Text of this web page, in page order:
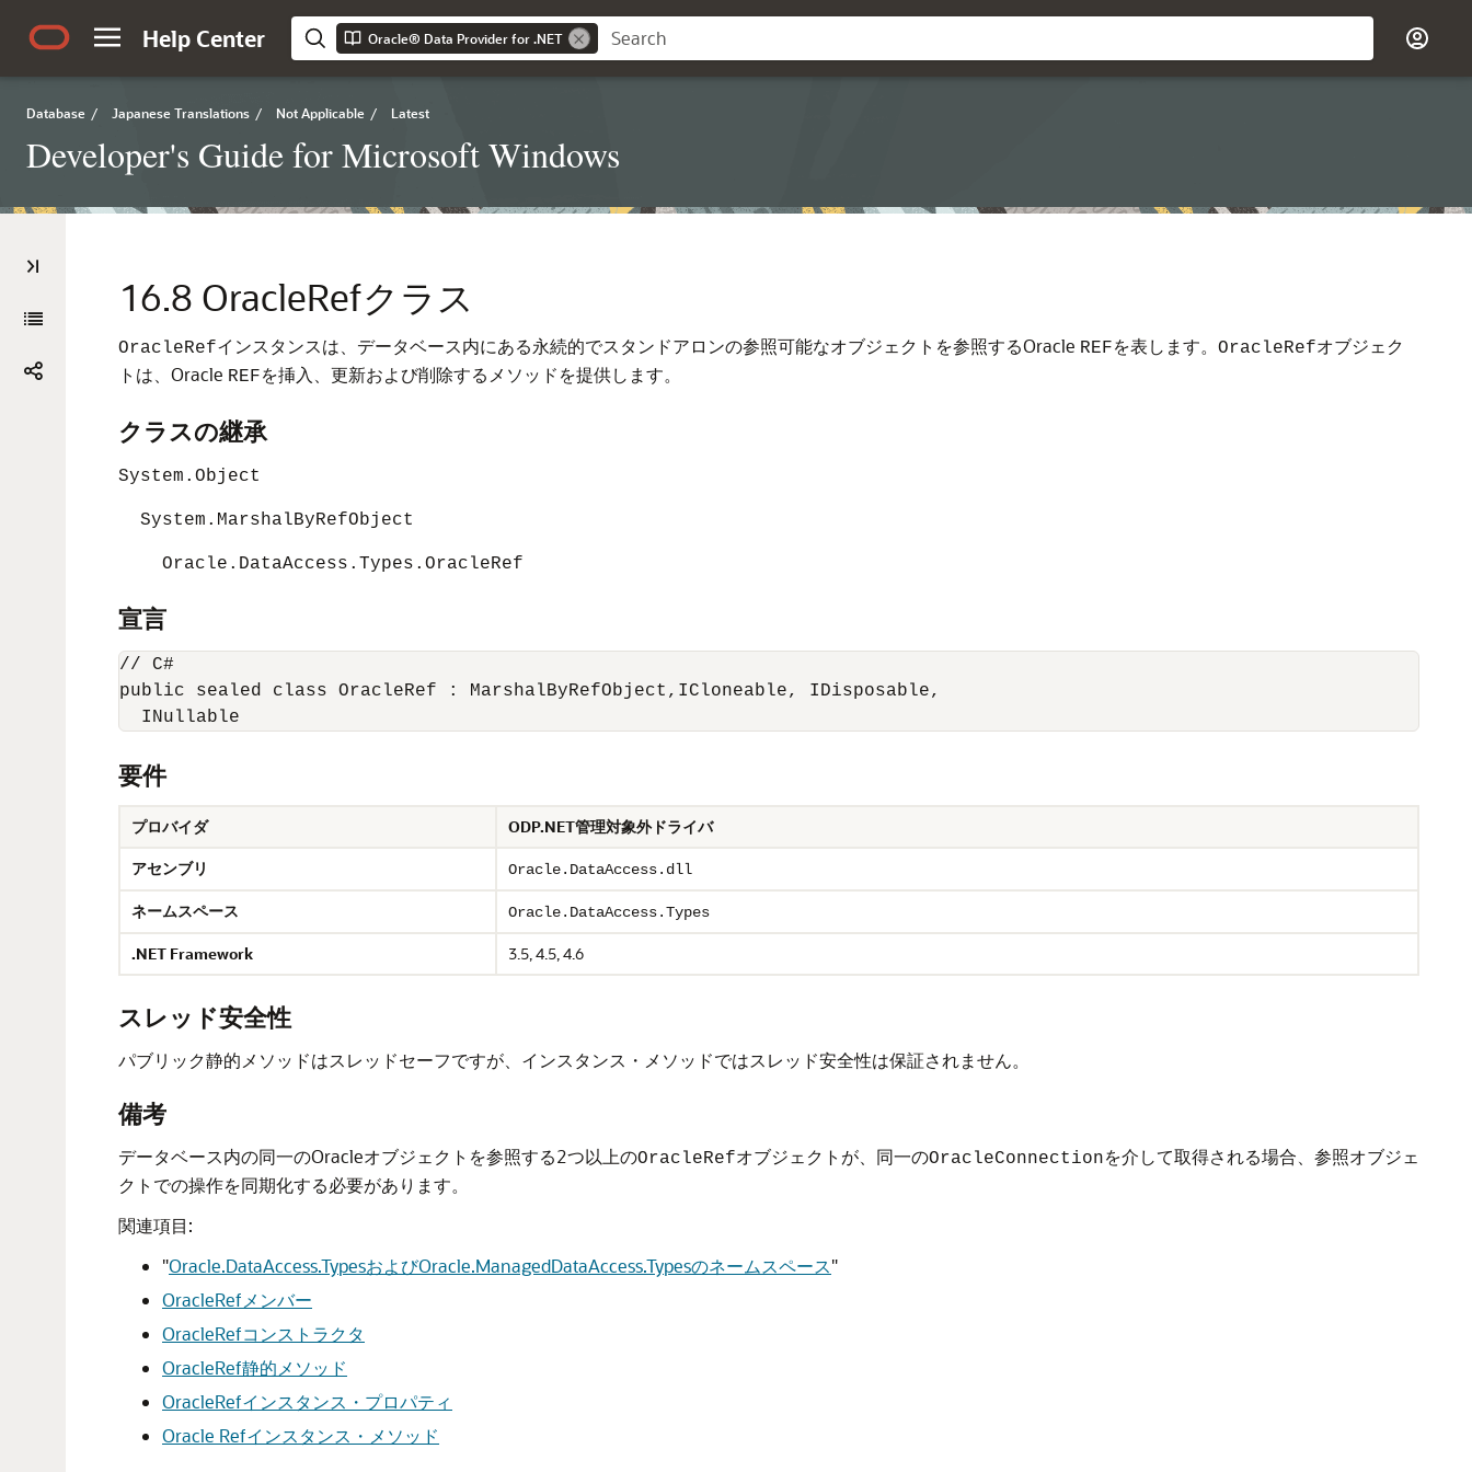
Help Center Oracle® Data Provider for .NET
Database / Japanese Translations / Not Applicable / Latest
Developer's Guide for Microsoft Windows
16.8 OracleRefクラス
OracleRefインスタンスは、データベース内にある永続的でスタンドアロンの参照可能なオブジェクトを参照するOracle REFを表します。 OracleRefオブジェク
トは、Oracle REFを挿入、更新および削除するメソッドを提供します。
クラスの継承
System.Object
System.MarshalByRefObject
Oracle.DataAccess.Types.OracleRef
宣言
// C#
public sealed class OracleRef : MarshalByRefObject,ICloneable, IDisposable,
要件
プロバイダ
ODP.NET管理対象外ドライバ
アセンブリ
Oracle.DataAccess.dll
ネームスペース Oracle.DataAccess.Types
.NET Framework 3.5, 4.5, 4.6
スレッド安全性
パブリック静的メソッドはスレッドセーフですが、インスタンス・メソッドではスレッド安全性は保証されません。
備考
データベース内の同一のOracleオブジェクトを参照する2つ以上のOracleRefオブジェクトが、同一のOracleConnectionを介して取得される場合、参照オブジェ
クトでの操作を同期化する必要があります。
関連項目:
"Oracle.DataAccess.TypesおよびOracle.ManagedDataAccess.Typesのネームスペース"
OracleRefメンバー
OracleRefコンストラクタ
OracleRef静的メソッド
OracleRefインスタンス・プロパティ
Oracle Refインスタンス・メソッド